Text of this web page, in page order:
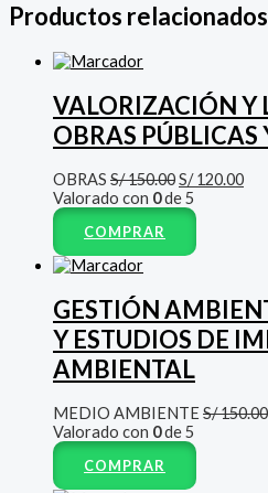
Productos relacionados
VALORIZACIÓN Y
OBRAS PÚBLICAS
OBRAS S/150.00S/120.00
Valorado con 0de 5
COMPRAR
GESTIÓN
Y ESTUDIOS DE
AMBIENTAL
MEDIO AMBIENTE S/150.00
Valorado con 0de 5
COMPRAR